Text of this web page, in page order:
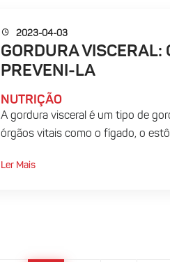
2023-04-03
GORDURA VISCERAL:
PREVENI-LA
NUTRIÇÃO
A gordura visceral é um tipo de
órgãos vitais como o fígado, o
Ler Mais